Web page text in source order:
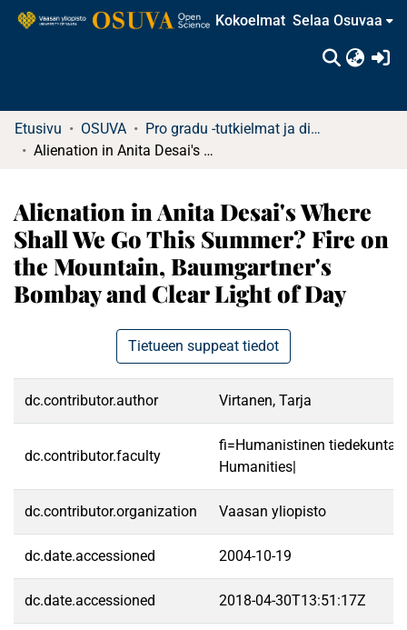
Kokoelmat Selaa Osuvaa
Etusivu OSUVA
Pro gradu -tutkielmat ja diplomityöt
Alienation in Anita Desai's Where Shall We Go This Summer? Fire on the Mountain, Baumgartner's Bombay and Clear Light of Day
Alienation in Anita Desai's Where
Shall We Go This Summer? Fire on
the Mountain, Baumgartner's
Bombay and Clear Light of Day
Tietueen suppeat tiedot
dc.contributor.author Virtanen, Tarja
dc.contributor.faculty
fi=Humanistinen
Humanities|
dc.contributor.organization Vaasan yliopisto
dc.date.accessioned 2004-10-19
dc.date.accessioned 2018-04-30T13:51:17Z